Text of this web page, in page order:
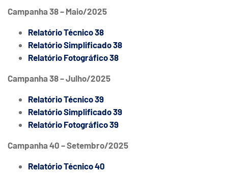
Campanha 38 – Maio/2025
Relatório Técnico 38
Relatório Simplificado 38
Relatório Fotográfico 38
Campanha 38 – Julho/2025
Relatório Técnico 39
Relatório Simplificado 39
Relatório Fotográfico 39
Campanha 40 – Setembro/2025
Relatório Técnico 40